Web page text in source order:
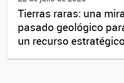
Tierras raras: una
pasado geológico
un recurso estratégico